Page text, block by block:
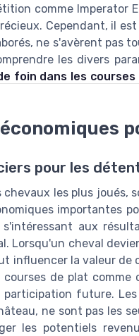
comme Imperator
Cependant, il
ne s'avèrent pas
les divers
foin dans les courses
pour les
chevaux les plus
importantes
aux
Lorsqu'un cheval
influencer la valeur
courses de plat
participation future.
ne sont pas les
les potentiels